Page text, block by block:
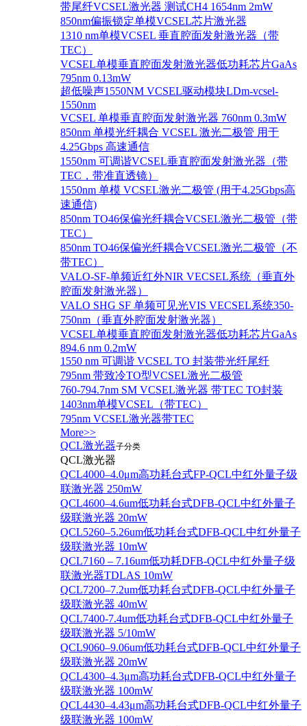
带尾纤VCSEL激光器 测试CH4 1654nm 2mW
850nm偏振锁定单模VCSEL芯片激光器
1310 nm单模VCSEL 垂直腔面发射激光器（带
TEC）
VCSEL单模垂直腔面发射激光器低功耗芯片GaAs
795nm 0.13mW
超低噪声1550NM VCSEL驱动模块LDm-vcsel-
1550nm
VCSEL 单模垂直腔面发射激光器 760nm 0.3mW
850nm 单模光纤耦合 VCSEL 激光二极管 用于
4.25Gbps 高速通信
1550nm 可调谐VCSEL垂直腔面发射激光器（带
TEC，带准直透镜）
1550nm 单模 VCSEL激光二极管 (用于4.25Gbps高
速通信)
850nm TO46保偏光纤耦合VCSEL激光二极管（带
TEC）
850nm TO46保偏光纤耦合VCSEL激光二极管（不
带TEC）
VALO-SF-单频近红外NIR VECSEL系统（垂直外
腔面发射激光器）
VALO SHG SF 单频可见光VIS VECSEL系统350-
750nm（垂直外腔面发射激光器）
VCSEL单模垂直腔面发射激光器低功耗芯片GaAs
894.6 nm 0.2mW
1550 nm 可调谐 VCSEL TO 封装带光纤尾纤
795nm 带致冷TO型VCSEL激光二极管
760-794.7nm SM VCSEL激光器 带TEC TO封装
1403nm单模VCSEL（带TEC）
795nm VCSEL激光器带TEC
More>>
QCL激光器子分类
QCL激光器
QCL4000–4.0μm高功耗台式FP-QCL中红外量子级
联激光器 250mW
QCL4600–4.6um低功耗台式DFB-QCL中红外量子
级联激光器 20mW
QCL5260–5.26um低功耗台式DFB-QCL中红外量子
级联激光器 10mW
QCL7160 – 7.16um低功耗DFB-QCL中红外量子级
联激光器TDLAS 10mW
QCL7200–7.2um低功耗台式DFB-QCL中红外量子
级联激光器 40mW
QCL7400-7.4um低功耗台式DFB-QCL中红外量子
级联激光器 5/10mW
QCL9060–9.06um低功耗台式DFB-QCL中红外量子
级联激光器 20mW
QCL4300–4.3μm高功耗台式DFB-QCL中红外量子
级联激光器 100mW
QCL4430–4.43μm高功耗台式DFB-QCL中红外量子
级联激光器 100mW